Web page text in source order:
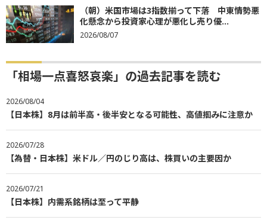
（朝）米国市場は3指数揃って下落 中東情勢悪
化懸念から投資家心理が悪化し売り優...
2026/08/07
「相場一点喜怒哀楽」の過去記事を読む
2026/08/04
【日本株】8月は前半高・後半安となる可能性、高値掴みに注意か
2026/07/28
【為替・日本株】米ドル／円のじり高は、株買いの主要因か
2026/07/21
【日本株】内需系銘柄は至って平静